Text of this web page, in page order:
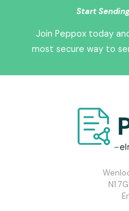
Start
Join Peppox today
most secure way to
N1